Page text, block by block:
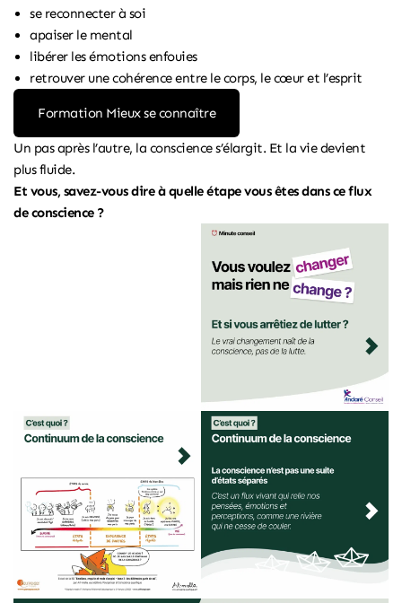
se reconnecter à soi
apaiser le mental
libérer les émotions enfouies
retrouver une cohérence entre le corps, le cœur et l’esprit
Formation Mieux se connaître
Un pas après l’autre, la conscience s’élargit. Et la vie devient
plus fluide.
Et vous, savez-vous dire à quelle étape vous êtes dans ce flux
de conscience ?